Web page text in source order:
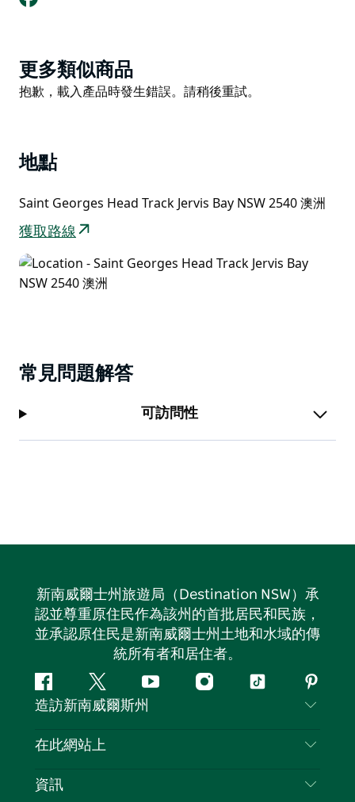
Product
List
更多類似商品
Product
抱歉，載入產品時發生錯誤。請稍後重試。
地點
Saint Georges Head Track Jervis Bay NSW 2540 澳洲
獲取路線
常見問題解答
可訪問性
新南威爾士州旅遊局（Destination NSW）承
認並尊重原住民作為該州的首批居民和民族，
並承認原住民是新南威爾士州土地和水域的傳
統所有者和居住者。
Facebook嘰
嘰
喳
Youtube Instagram
抖
造訪新南威爾斯州
聯絡我們
隱私
在此網站上
目的地
資訊